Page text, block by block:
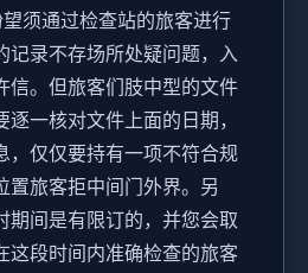
须通过检查站的旅客进行
记录不存场所处疑问题，入
信。但旅客们肢中型的文件
一核对文件上面的日期，
，仅仅要持有一项不符合规
置旅客拒中间门外界。另
期间是有限订的，并您会取
这段时间内准确检查的旅客